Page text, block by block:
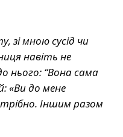
зі мною сусід чи
навіть не
нього: “Вона сама
«Ви до мене
Іншим разом